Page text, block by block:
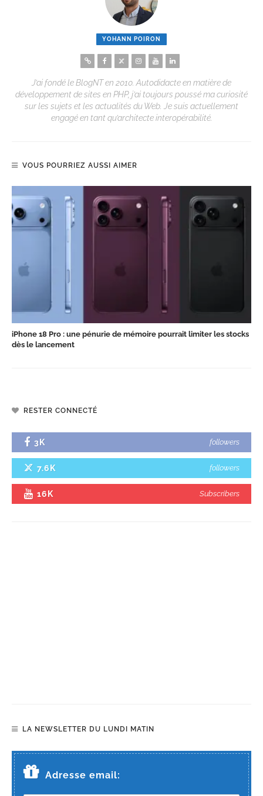
YOHANN POIRON
J’ai fondé le BlogNT en 2010. Autodidacte en matière de
développement de sites en PHP, j’ai toujours poussé ma curiosité
sur les sujets et les actualités du Web. Je suis actuellement
engagé en tant qu’architecte interopérabilité.
VOUS POURRIEZ AUSSI AIMER
iPhone 18 Pro : une pénurie de mémoire pourrait limiter les stocks
dès le lancement
RESTER CONNECTÉ
3K followers
7.6K followers
16K Subscribers
LA NEWSLETTER DU LUNDI MATIN
Adresse email: